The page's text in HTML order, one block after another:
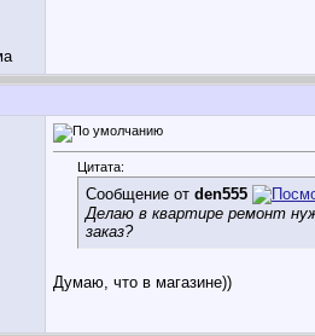
Цитата:
Сообщение от den555
Делаю в квартире ремонт
заказ?
Думаю, что в магазине))